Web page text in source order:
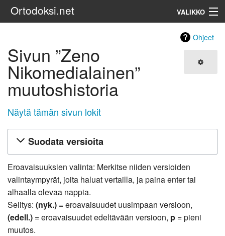
Ortodoksi.net VALIKKO
Haku
Ohjeet
Sivun ”Zeno
Nikomedialainen”
muutoshistoria
Näytä tämän sivun lokit
Suodata versioita
Eroavaisuuksien valinta: Merkitse niiden versioiden
valintaympyrät, joita haluat vertailla, ja paina enter tai
alhaalla olevaa nappia.
Selitys: (nyk.) = eroavaisuudet uusimpaan versioon,
(edell.) = eroavaisuudet edeltävään versioon, p = pieni
muutos.